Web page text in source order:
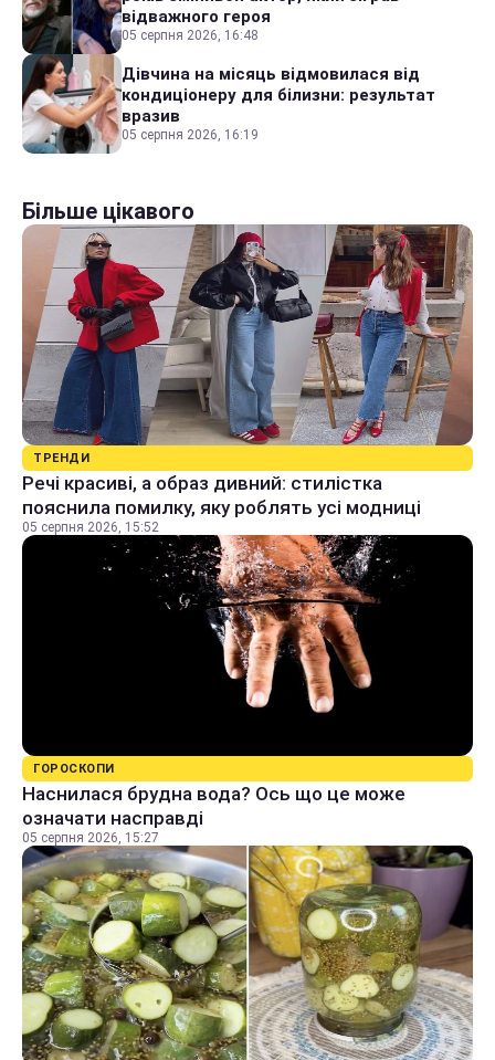
відважного героя
05 серпня 2026, 16:48
Дівчина на місяць відмовилася від
кондиціонеру для білизни: результат
вразив
05 серпня 2026, 16:19
Більше цікавого
ТРЕНДИ
Речі красиві, а образ дивний: стилістка
пояснила помилку, яку роблять усі модниці
05 серпня 2026, 15:52
ГОРОСКОПИ
Наснилася брудна вода? Ось що це може
означати насправді
05 серпня 2026, 15:27